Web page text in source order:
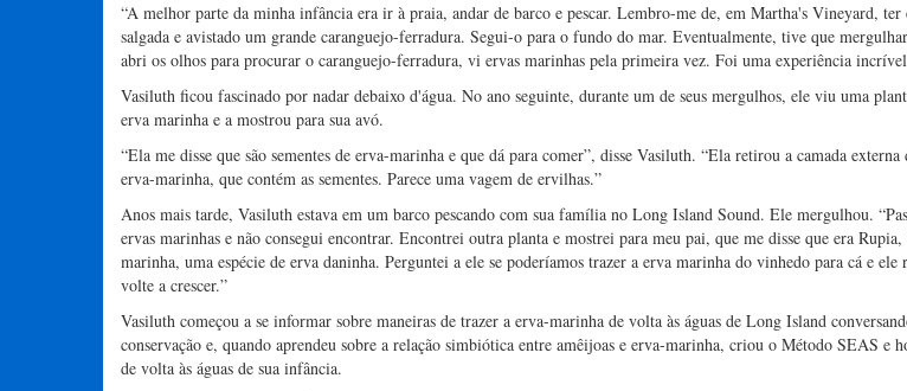
“A melhor parte da minha infância era ir à praia, andar de barco e pescar. Lembro-me de, em Martha's Vineyard, ter
salgada e avistado um grande caranguejo-ferradura. Segui-o para o fundo do mar. Eventualmente, tive que
abri os olhos para procurar o caranguejo-ferradura, vi ervas marinhas pela primeira vez. Foi uma experiência
Vasiluth ficou fascinado por nadar debaixo d'água. No ano seguinte, durante um de seus mergulhos, ele viu uma
erva marinha e a mostrou para sua avó.
“Ela me disse que são sementes de erva-marinha e que dá para comer”, disse Vasiluth. “Ela retirou a camada
erva-marinha, que contém as sementes. Parece uma vagem de ervilhas.”
Anos mais tarde, Vasiluth estava em um barco pescando com sua família no Long Island Sound. Ele mergulhou.
ervas marinhas e não consegui encontrar. Encontrei outra planta e mostrei para meu pai, que me disse que era
marinha, uma espécie de erva daninha. Perguntei a ele se poderíamos trazer a erva marinha do vinhedo para cá e
volte a crescer.”
Vasiluth começou a se informar sobre maneiras de trazer a erva-marinha de volta às águas de Long Island
conservação e, quando aprendeu sobre a relação simbiótica entre amêijoas e erva-marinha, criou o Método SEAS e
de volta às águas de sua infância.